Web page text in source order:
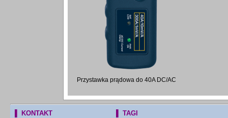
Przystawka prądowa do 40A DC/AC
▌ KONTAKT
▌ TAGI